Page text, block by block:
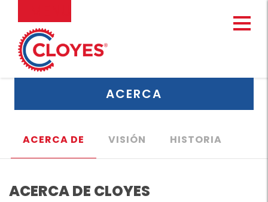
contenido
ACERCA
ACERCA DE VISIÓN HISTORIA
ACERCA DE CLOYES